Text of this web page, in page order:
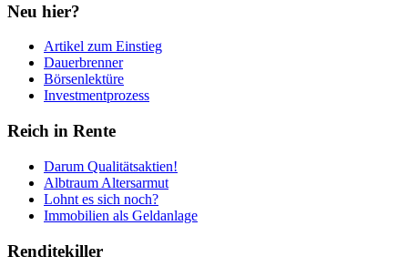
Neu hier?
Artikel zum Einstieg
Dauerbrenner
Börsenlektüre
Investmentprozess
Reich in Rente
Darum Qualitätsaktien!
Albtraum Altersarmut
Lohnt es sich noch?
Immobilien als Geldanlage
Renditekiller